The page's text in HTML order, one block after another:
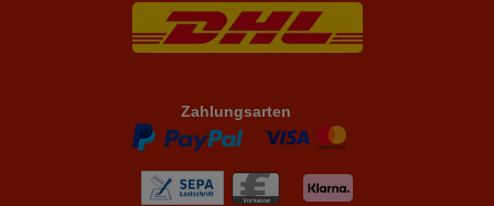
Zahlungsarten